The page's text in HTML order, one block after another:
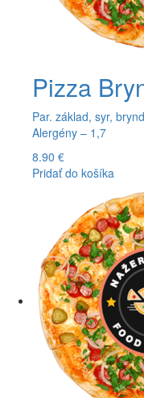
Pizza
Par. základ, syr,
Alergény – 1,7
8.90 €
Pridať do košíka